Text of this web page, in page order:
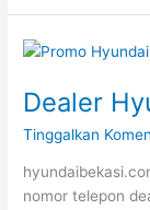
Dealer
Tinggalkan
nomor telepon
Dealer
Sunter